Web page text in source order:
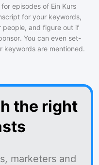
episodes of Ein Kurs
for your keywords,
and figure out if
You can even set-
keywords are mentioned.
the right
marketers and